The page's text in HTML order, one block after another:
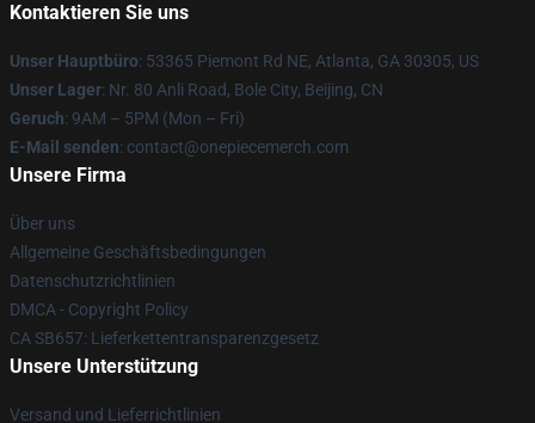
Kontaktieren Sie uns
Unser Hauptbüro: 53365 Piemont Rd NE, Atlanta, GA 30305, US
Unser Lager: Nr. 80 Anli Road, Bole City, Beijing, CN
Geruch: 9AM – 5PM (Mon – Fri)
E-Mail senden: contact@onepiecemerch.com
Unsere Firma
Über uns
Allgemeine Geschäftsbedingungen
Datenschutzrichtlinien
DMCA - Copyright Policy
CA SB657: Lieferkettentransparenzgesetz
Unsere Unterstützung
Versand und Lieferrichtlinien